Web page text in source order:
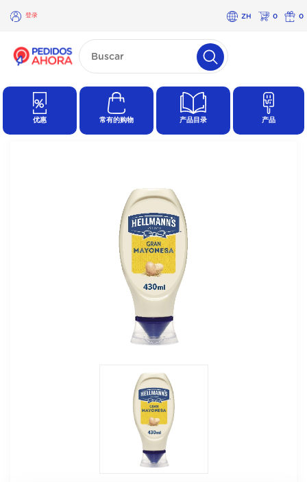
登录 ZH 0 0
×
登
优惠 常有的购物 产品目录 产品